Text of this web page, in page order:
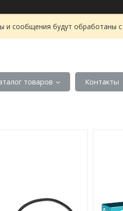
и сообщения будут обработаны
товаров Контакты